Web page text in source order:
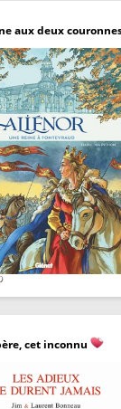
aux deux
cet inconnu